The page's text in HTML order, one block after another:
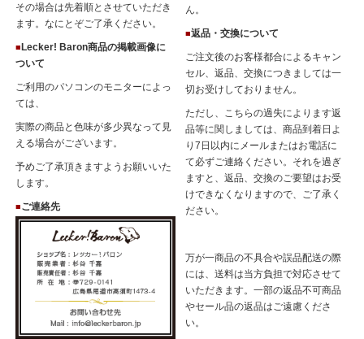
その場合は先着順とさせていただき
ます。なにとぞご了承ください。
■Lecker! Baron商品の掲載画像に
ついて
ご利用のパソコンのモニターによっ
ては、
実際の商品と色味が多少異なって見
える場合がございます。
予めご了承頂きますようお願いいた
します。
■ご連絡先
ん。
■返品・交換について
ご注文後のお客様都合によるキャン
セル、返品、交換につきましては一
切お受けしておりません。
ただし、こちらの過失によります返
品等に関しましては、商品到着日よ
り7日以内にメールまたはお電話に
て必ずご連絡ください。それを過ぎ
ますと、返品、交換のご要望はお受
けできなくなりますので、ご了承く
ださい。
万が一商品の不具合や誤品配送の際
には、送料は当方負担で対応させて
いただきます。一部の返品不可商品
やセール品の返品はご遠慮くださ
い。